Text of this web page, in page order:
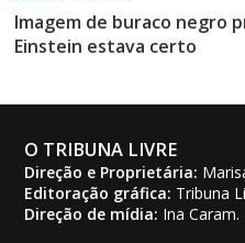
Imagem de buraco negro
Einstein estava certo
O TRIBUNA LIVRE
Direção e Proprietária:
Editoração gráfica: Tribuna
Direção de mídia: Ina Caram.